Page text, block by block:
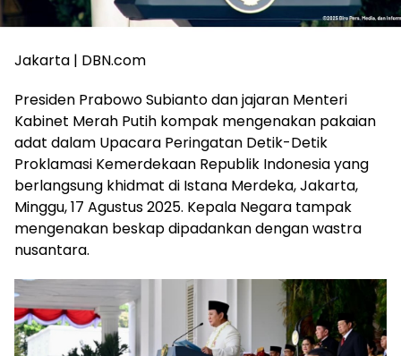
Jakarta | DBN.com
Presiden Prabowo Subianto dan jajaran Menteri
Kabinet Merah Putih kompak mengenakan pakaian
adat dalam Upacara Peringatan Detik-Detik
Proklamasi Kemerdekaan Republik Indonesia yang
berlangsung khidmat di Istana Merdeka, Jakarta,
Minggu, 17 Agustus 2025. Kepala Negara tampak
mengenakan beskap dipadankan dengan wastra
nusantara.